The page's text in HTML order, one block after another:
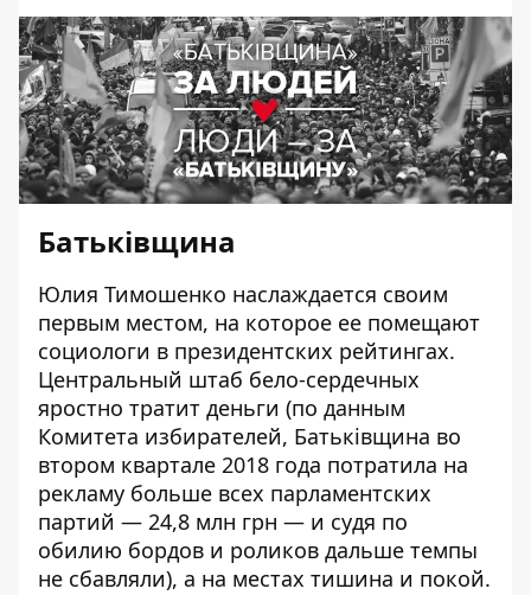
Батьківщина
Юлия Тимошенко наслаждается своим
первым местом, на которое ее помещают
социологи в президентских рейтингах.
Центральный штаб бело-сердечных
яростно тратит деньги (по данным
Комитета избирателей, Батьківщина во
втором квартале 2018 года потратила на
рекламу больше всех парламентских
партий — 24,8 млн грн — и судя по
обилию бордов и роликов дальше темпы
не сбавляли), а на местах тишина и покой.